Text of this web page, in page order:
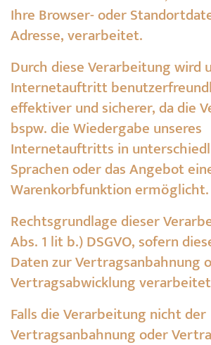
Ihre Browser- oder
Adresse, verarbeitet.
Durch diese Verarbeitung wird
Internetauftritt
effektiver und sicherer, da die
bspw. die Wiedergabe unseres
Internetauftritts in
Sprachen oder das Angebot
Warenkorbfunktion ermöglicht.
Rechtsgrundlage dieser
Abs. 1 lit b.) DSGVO, sofern
Daten zur Vertragsanbahnung
Vertragsabwicklung
Falls die Verarbeitung nicht der
Vertragsanbahnung oder